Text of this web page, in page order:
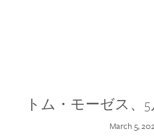
トム・モーゼス、
March 5,